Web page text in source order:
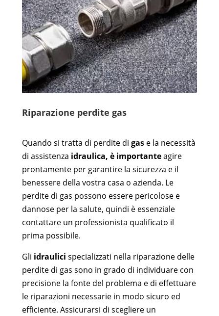
Riparazione perdite gas
Quando si tratta di perdite di gas e la necessità
di assistenza idraulica, è importanteagire
prontamente per garantire la sicurezza e il
benessere della vostra casa o azienda. Le
perdite di gas possono essere pericolose e
dannose per la salute, quindi è essenziale
contattare un professionista qualificato il
prima possibile.
Gli idraulici specializzati nella riparazione delle
perdite di gas sono in grado di individuare con
precisione la fonte del problema e di effettuare
le riparazioni necessarie in modo sicuro ed
efficiente. Assicurarsi di scegliere un